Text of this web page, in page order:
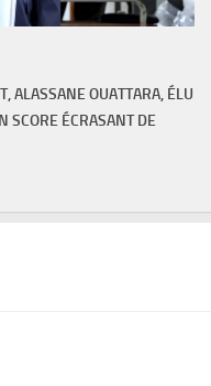
ALASSANE OUATTARA, ÉLU
SCORE ÉCRASANT DE